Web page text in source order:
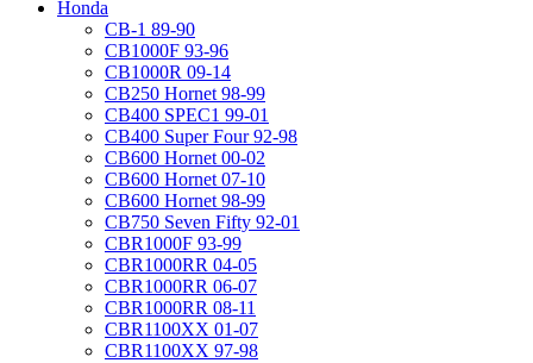
Honda
CB-1 89-90
CB1000F 93-96
CB1000R 09-14
CB250 Hornet 98-99
CB400 SPEC1 99-01
CB400 Super Four 92-98
CB600 Hornet 00-02
CB600 Hornet 07-10
CB600 Hornet 98-99
CB750 Seven Fifty 92-01
CBR1000F 93-99
CBR1000RR 04-05
CBR1000RR 06-07
CBR1000RR 08-11
CBR1100XX 01-07
CBR1100XX 97-98